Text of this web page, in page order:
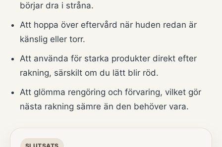
börjar dra i stråna.
Att hoppa över eftervård när huden redan är
känslig eller torr.
Att använda för starka produkter direkt efter
rakning, särskilt om du lätt blir röd.
Att glömma rengöring och förvaring, vilket gör
nästa rakning sämre än den behöver vara.